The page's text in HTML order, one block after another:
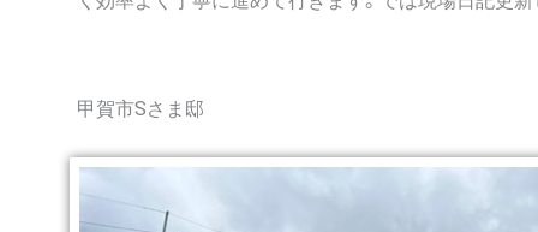
甲賀市Sさま邸